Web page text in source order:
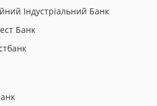
Індустріальний Банк
Банк